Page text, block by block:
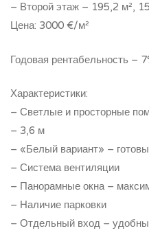
– Второй этаж – 195,2 м²,
Цена: 3000 €/м²
Годовая рентабельность –
Характеристики:
– Светлые и просторные
– 3,6 м
– «Белый вариант» –
– Система вентиляции
– Панорамные окна –
– Наличие парковки
– Отдельный вход –